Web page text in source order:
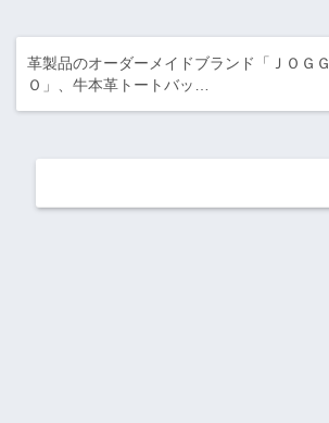
革製品のオーダーメイドブランド「ＪＯＧＧ
Ｏ」、牛本革トートバッ…